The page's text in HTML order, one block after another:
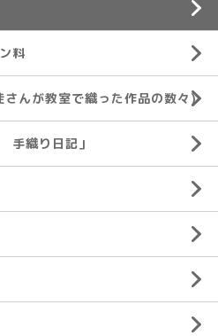
料
んが教室で織った作品の数々)
手織り日記」